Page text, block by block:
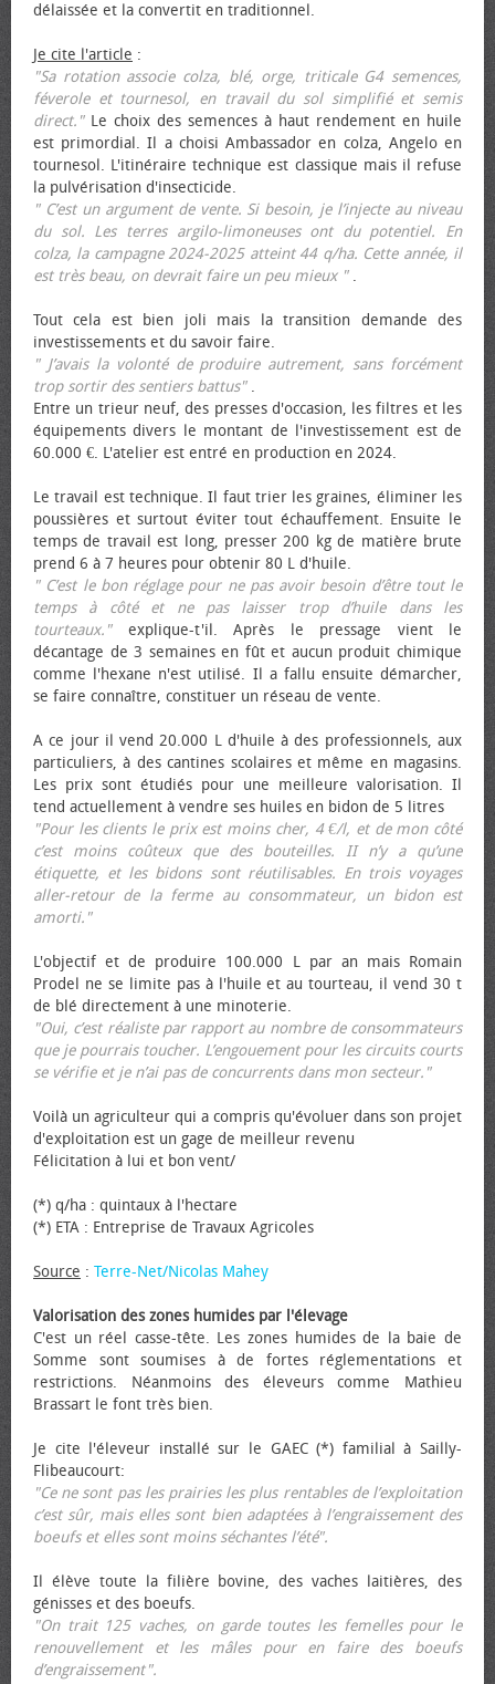
délaissée et la convertit en traditionnel.
Je cite l'article :
"Sa rotation associe colza, blé, orge, triticale G4 semences,
féverole et tournesol, en travail du sol simplifié et semis
direct."Le choix des semences à haut rendement en huile
est primordial. Il a choisi Ambassador en colza, Angelo en
tournesol. L'itinéraire technique est classique mais il refuse
la pulvérisation d'insecticide.
" C’est un argument de vente. Si besoin, je l’injecte au niveau
du sol. Les terres argilo-limoneuses ont du potentiel. En
colza, la campagne 2024-2025 atteint 44 q/ha. Cette année, il
est très beau, on devrait faire un peu mieux ".
Tout cela est bien joli mais la transition demande des
investissements et du savoir faire.
" J’avais la volonté de produire autrement, sans forcément
trop sortir des sentiers battus".
Entre un trieur neuf, des presses d'occasion, les filtres et les
équipements divers le montant de l'investissement est de
60.000 €. L'atelier est entré en production en 2024.
Le travail est technique. Il faut trier les graines, éliminer les
poussières et surtout éviter tout échauffement. Ensuite le
temps de travail est long, presser 200 kg de matière brute
prend 6 à 7 heures pour obtenir 80 L d'huile.
" C’est le bon réglage pour ne pas avoir besoin d’être tout le
temps à côté et ne pas laisser trop d’huile dans les
tourteaux."explique-t'il. Après le pressage vient le
décantage de 3 semaines en fût et aucun produit chimique
comme l'hexane n'est utilisé. Il a fallu ensuite démarcher,
se faire connaître, constituer un réseau de vente.
A ce jour il vend 20.000 L d'huile à des professionnels, aux
particuliers, à des cantines scolaires et même en magasins.
Les prix sont étudiés pour une meilleure valorisation. Il
tend actuellement à vendre ses huiles en bidon de 5 litres
"Pour les clients le prix est moins cher, 4 €/l, et de mon côté
c’est moins coûteux que des bouteilles. II n’y a qu’une
étiquette, et les bidons sont réutilisables. En trois voyages
aller-retour de la ferme au consommateur, un bidon est
amorti."
L'objectif et de produire 100.000 L par an mais Romain
Prodel ne se limite pas à l'huile et au tourteau, il vend 30 t
de blé directement à une minoterie.
"Oui, c’est réaliste par rapport au nombre de consommateurs
que je pourrais toucher. L’engouement pour les circuits courts
se vérifie et je n’ai pas de concurrents dans mon secteur."
Voilà un agriculteur qui a compris qu'évoluer dans son projet
d'exploitation est un gage de meilleur revenu
Félicitation à lui et bon vent/
(*) q/ha : quintaux à l'hectare
(*) ETA : Entreprise de Travaux Agricoles
Source : Terre-Net/Nicolas Mahey
Valorisation des zones humides par l'élevage
C'est un réel casse-tête. Les zones humides de la baie de
Somme sont soumises à de fortes réglementations et
restrictions. Néanmoins des éleveurs comme Mathieu
Brassart le font très bien.
Je cite l'éleveur installé sur le GAEC (*) familial à Sailly-
Flibeaucourt:
"Ce ne sont pas les prairies les plus rentables de l’exploitation
c’est sûr, mais elles sont bien adaptées à l’engraissement des
bœufs et elles sont moins séchantes l’été".
Il élève toute la filière bovine, des vaches laitières, des
génisses et des bœufs.
"On trait 125 vaches, on garde toutes les femelles pour le
renouvellement et les mâles pour en faire des bœufs
d’engraissement".